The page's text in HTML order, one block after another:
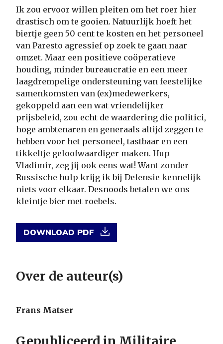
Ik zou ervoor willen pleiten om het roer hier
drastisch om te gooien. Natuurlijk hoeft het
biertje geen 50 cent te kosten en het personeel
van Paresto agressief op zoek te gaan naar
omzet. Maar een positieve coöperatieve
houding, minder bureaucratie en een meer
laagdrempelige ondersteuning van feestelijke
samenkomsten van (ex)medewerkers,
gekoppeld aan een wat vriendelijker
prijsbeleid, zou echt de waardering die politici,
hoge ambtenaren en generaals altijd zeggen te
hebben voor het personeel, tastbaar en een
tikkeltje geloofwaardiger maken. Hup
Vladimir, zeg jij ook eens wat! Want zonder
Russische hulp krijg ik bij Defensie kennelijk
niets voor elkaar. Desnoods betalen we ons
kleintje bier met roebels.
DOWNLOAD PDF
Over de auteur(s)
Frans Matser
Gepubliceerd in Militaire